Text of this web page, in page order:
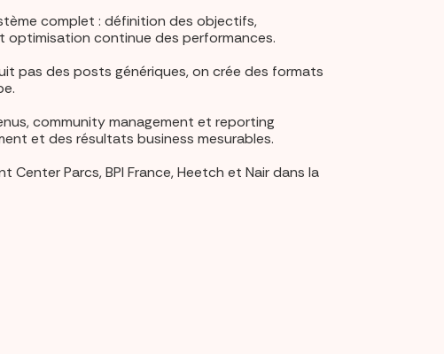
complet : définition des objectifs,
continue des performances.
pas des posts génériques, on crée des formats
community management et reporting
et des résultats business mesurables.
Parcs, BPI France, Heetch et Nair dans la